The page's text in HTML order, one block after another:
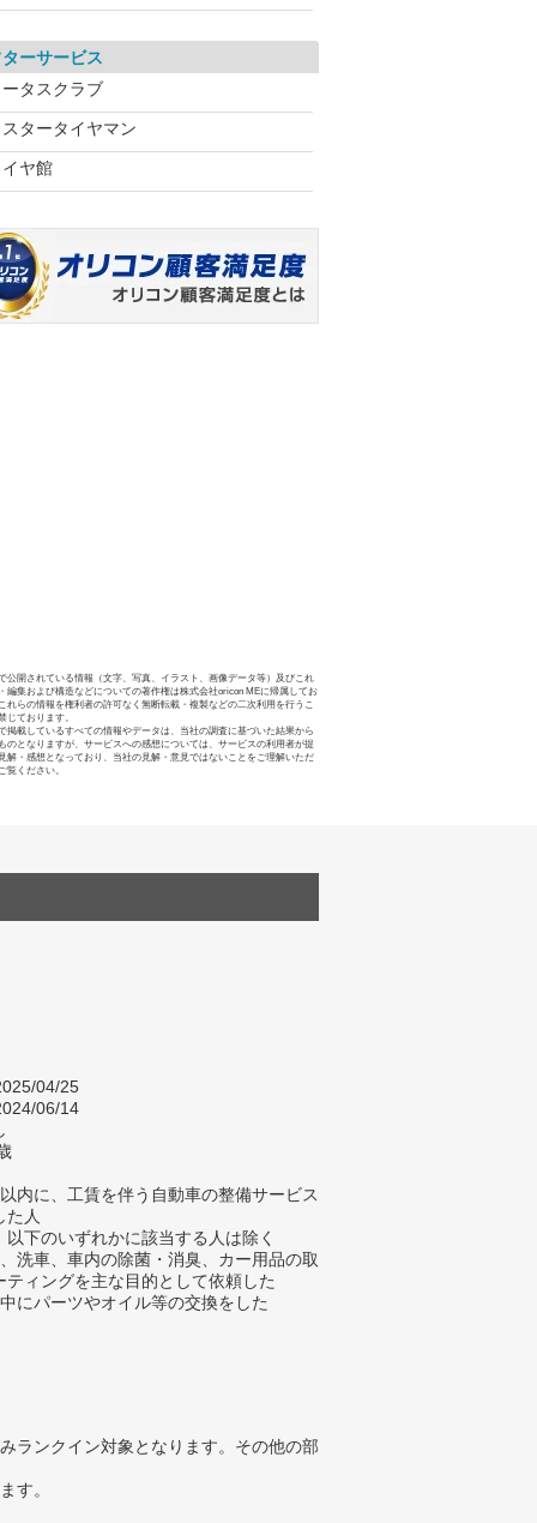
ーサービス
ータスクラブ
スタータイヤマン
イヤ館
公開されている情報（文字、写真、イラスト、画像データ等）及びこれ
編集および構造などについての著作権は株式会社oricon MEに帰属してお
れらの情報を権利者の許可なく無断転載・複製などの二次利用を行うこ
じております。
掲載しているすべての情報やデータは、当社の調査に基づいた結果から
のとなりますが、サービスへの感想については、サービスの利用者が提
解・感想となっており、当社の見解・意見ではないことをご理解いただ
覧ください。
04/25
06/14
内に、工賃を伴う自動車の整備サービス
た人
以下のいずれかに該当する人は除く
洗車、車内の除菌・消臭、カー用品の取
ティングを主な目的として依頼した
にパーツやオイル等の交換をした
ランクイン対象となります。その他の部
す。